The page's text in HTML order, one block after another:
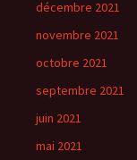
décembre 2021
novembre 2021
octobre 2021
septembre 2021
juin 2021
mai 2021